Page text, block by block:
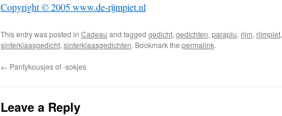
Copyright © 2005 www.de-rijmpiet.nl
This entry was posted in Cadeau and tagged gedicht, gedichten, paraplu, rijm, rijmpiet,
sinterklaasgedicht, sinterklaasgedichten. Bookmark the permalink.
← Pantykousjes of -sokjes
Leave a Reply